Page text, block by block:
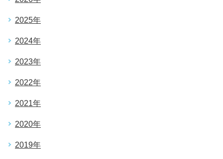
2025年
2024年
2023年
2022年
2021年
2020年
2019年